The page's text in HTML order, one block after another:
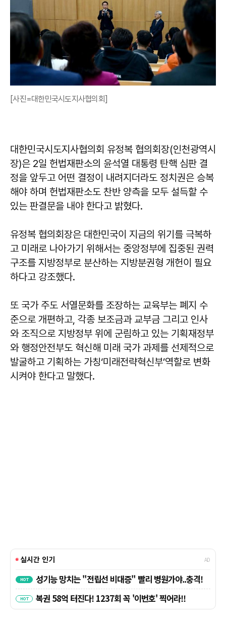
[사진=대한민국시도지사협의회]
대한민국시도지사협의회 유정복 협의회장(인천광역시
장)은 2일 헌법재판소의 윤석열 대통령 탄핵 심판 결
정을 앞두고 어떤 결정이 내려지더라도 정치권은 승복
해야 하며 헌법재판소도 찬반 양측을 모두 설득할 수
있는 판결문을 내야 한다고 밝혔다.
유정복 협의회장은 대한민국이 지금의 위기를 극복하
고 미래로 나아가기 위해서는 중앙정부에 집중된 권력
구조를 지방정부로 분산하는 지방분권형 개헌이 필요
하다고 강조했다.
또 국가 주도 서열문화를 조장하는 교육부는 폐지 수
준으로 개편하고, 각종 보조금과 교부금 그리고 인사
와 조직으로 지방정부 위에 군림하고 있는 기획재정부
와 행정안전부도 혁신해 미래 국가 과제를 선제적으로
발굴하고 기획하는 가칭‘미래전략혁신부’역할로 변화
시켜야 한다고 말했다.